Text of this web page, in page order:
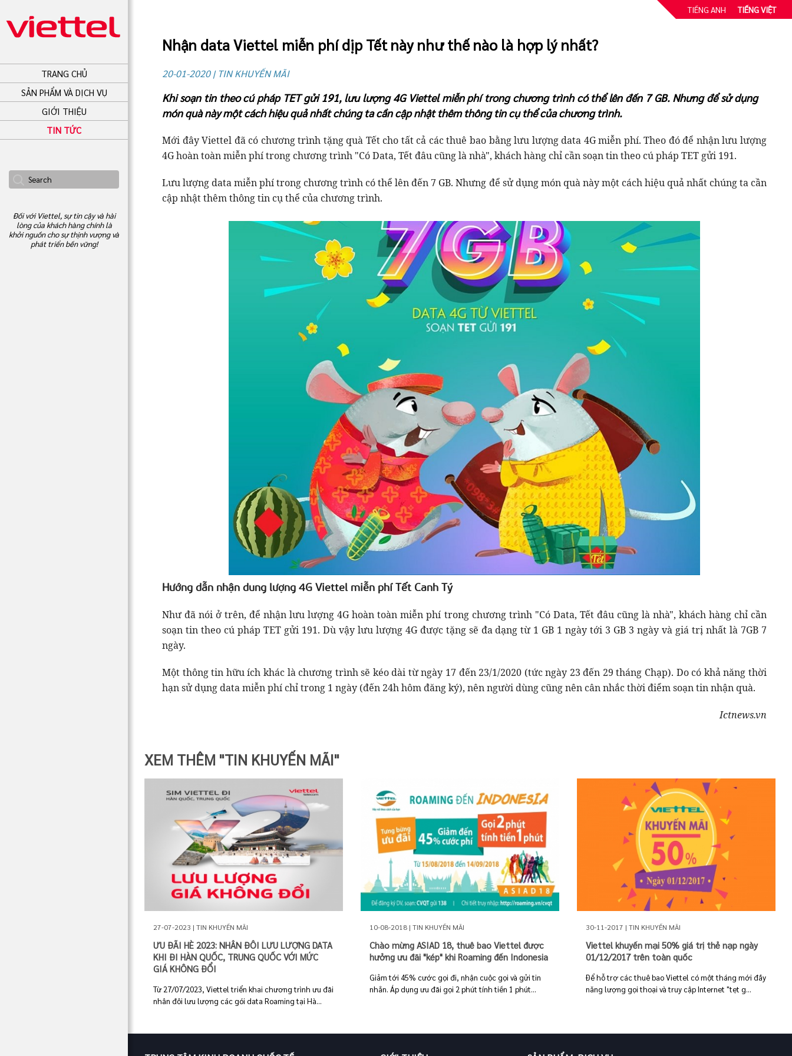
TIẾNG ANH TIẾNG VIỆT
TRANG CHỦ
SẢN PHẨM VÀ DỊCH VỤ
GIỚI THIỆU
TIN TỨC
Đối với Viettel, sự tin cậy và hài
lòng của khách hàng chính là
khởi nguồn cho sự thịnh vượng và
phát triển bền vững!
Nhận data Viettel miễn phí dịp Tết này như thế nào là hợp lý nhất?
20-01-2020 | TIN KHUYẾN MÃI
Khi soạn tin theo cú pháp TET gửi 191, lưu lượng 4G Viettel miễn phí trong chương trình có thể lên đến 7 GB. Nhưng để sử dụng
món quà này một cách hiệu quả nhất chúng ta cần cập nhật thêm thông tin cụ thể của chương trình.
Mới đây Viettel đã có chương trình tặng quà Tết cho tất cả các thuê bao bằng lưu lượng data 4G miễn phí. Theo đó để nhận lưu lượng
4G hoàn toàn miễn phí trong chương trình "Có Data, Tết đâu cũng là nhà", khách hàng chỉ cần soạn tin theo cú pháp TET gửi 191.
Lưu lượng data miễn phí trong chương trình có thể lên đến 7 GB. Nhưng để sử dụng món quà này một cách hiệu quả nhất chúng ta cần
cập nhật thêm thông tin cụ thể của chương trình.
Hướng dẫn nhận dung lượng 4G Viettel miễn phí Tết Canh Tý
Như đã nói ở trên, để nhận lưu lượng 4G hoàn toàn miễn phí trong chương trình "Có Data, Tết đâu cũng là nhà", khách hàng chỉ cần
soạn tin theo cú pháp TET gửi 191. Dù vậy lưu lượng 4G được tặng sẽ đa dạng từ 1 GB 1 ngày tới 3 GB 3 ngày và giá trị nhất là 7GB 7
ngày.
Một thông tin hữu ích khác là chương trình sẽ kéo dài từ ngày 17 đến 23/1/2020 (tức ngày 23 đến 29 tháng Chạp). Do có khả năng thời
hạn sử dụng data miễn phí chỉ trong 1 ngày (đến 24h hôm đăng ký), nên người dùng cũng nên cân nhắc thời điểm soạn tin nhận quà.
Ictnews.vn
XEM THÊM "TIN KHUYẾN MÃI"
27-07-2023 | TIN KHUYẾN MÃI
ƯU ĐÃI HÈ 2023: NHÂN ĐÔI LƯU LƯỢNG DATA
KHI ĐI HÀN QUỐC, TRUNG QUỐC VỚI MỨC
GIÁ KHÔNG ĐỔI
Từ 27/07/2023, Viettel triển khai chương trình ưu đãi
nhân đôi lưu lượng các gói data Roaming tại Hà...
10-08-2018 | TIN KHUYẾN MÃI
Chào mừng ASIAD 18, thuê bao Viettel được
hưởng ưu đãi "kép" khi Roaming đến Indonesia
Giảm tới 45% cước gọi đi, nhận cuộc gọi và gửi tin
nhắn. Áp dụng ưu đãi gọi 2 phút tính tiền 1 phút...
30-11-2017 | TIN KHUYẾN MÃI
Viettel khuyến mại 50% giá trị thẻ nạp ngày
01/12/2017 trên toàn quốc
Để hỗ trợ các thuê bao Viettel có một tháng mới đầy
năng lượng gọi thoại và truy cập Internet "tẹt g...